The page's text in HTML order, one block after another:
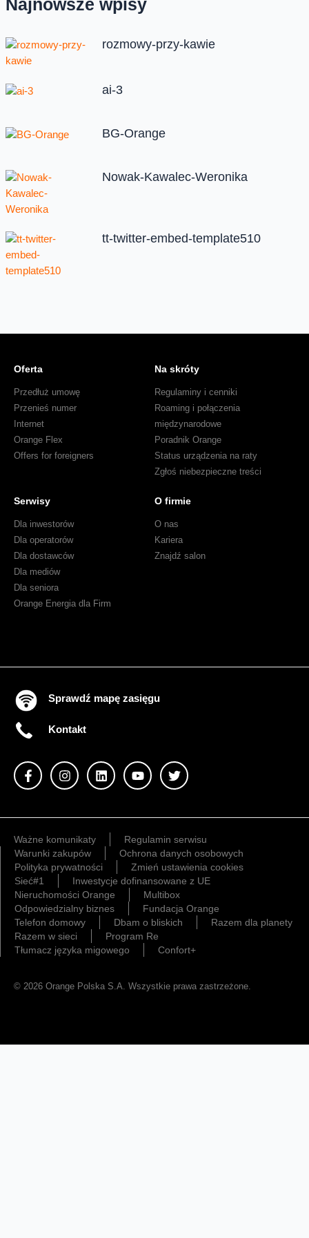
Najnowsze wpisy
rozmowy-przy-kawie
ai-3
BG-Orange
Nowak-Kawalec-Weronika
tt-twitter-embed-template510
Oferta
Przedłuż umowę
Przenieś numer
Internet
Orange Flex
Offers for foreigners
Na skróty
Regulaminy i cenniki
Roaming i połączenia
międzynarodowe
Poradnik Orange
Status urządzenia na raty
Zgłoś niebezpieczne treści
Serwisy
Dla inwestorów
Dla operatorów
Dla dostawców
Dla mediów
Dla seniora
Orange Energia dla Firm
O firmie
O nas
Kariera
Znajdź salon
Sprawdź mapę zasięgu
Kontakt
Ważne komunikaty
Regulamin serwisu
Warunki zakupów
Ochrona danych osobowych
Polityka prywatności
Zmień ustawienia cookies
Sieć#1
Inwestycje dofinansowane z UE
Nieruchomości Orange
Multibox
Odpowiedzialny biznes
Fundacja Orange
Telefon domowy
Dbam o bliskich
Razem dla planety
Razem w sieci
Program Re
Tłumacz języka migowego
Confort+
© 2026 Orange Polska S.A. Wszystkie prawa zastrzeżone.